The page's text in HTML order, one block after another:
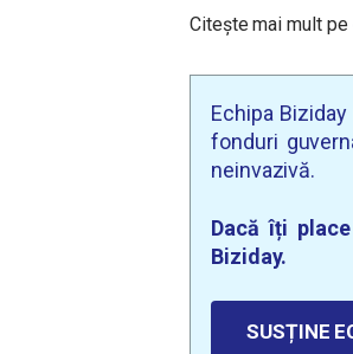
Citește mai mult pe
Echipa
fonduri
neinvazivă.
Dacă îți
Biziday.
SUSȚINE